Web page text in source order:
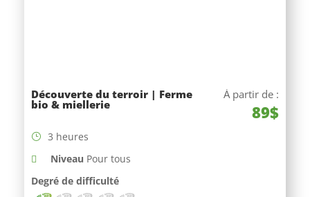
Découverte du terroir | Ferme
bio & miellerie
À partir de :
89$
3 heures
Niveau Pour tous
Degré de difficulté